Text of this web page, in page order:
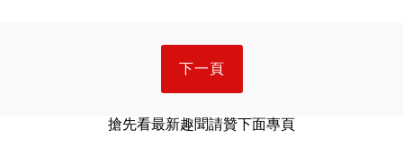
下一頁
搶先看最新趣聞請贊下面專頁